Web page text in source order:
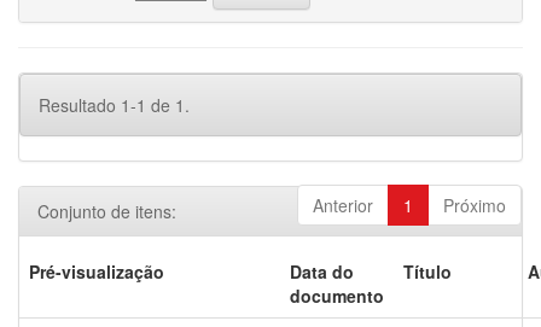
Resultado 1-1 de 1.
Anterior 1 Próximo
Conjunto de itens:
Pré-visualização
Data do
documento
Título